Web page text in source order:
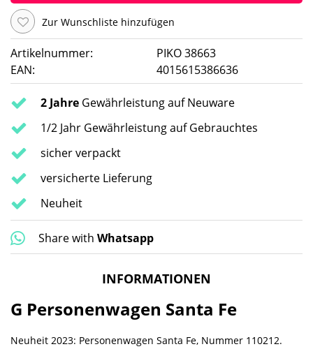
Zur Wunschliste hinzufügen
Artikelnummer:
PIKO 38663
EAN:
4015615386636
2 Jahre Gewährleistung auf Neuware
1/2 Jahr Gewährleistung auf Gebrauchtes
sicher verpackt
versicherte Lieferung
Neuheit
Share with Whatsapp
INFORMATIONEN
G Personenwagen Santa Fe
Neuheit 2023: Personenwagen Santa Fe, Nummer 110212.